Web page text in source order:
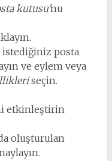
kutusu’nu
istediğiniz posta
ve eylem veya
seçin.
etkinleştirin
oluşturulan